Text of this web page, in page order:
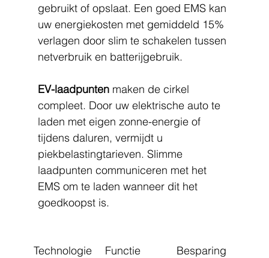
gebruikt of opslaat. Een goed EMS kan
uw energiekosten met gemiddeld 15%
verlagen door slim te schakelen tussen
netverbruik en batterijgebruik.
EV-laadpunten maken de cirkel
compleet. Door uw elektrische auto te
laden met eigen zonne-energie of
tijdens daluren, vermijdt u
piekbelastingtarieven. Slimme
laadpunten communiceren met het
EMS om te laden wanneer dit het
goedkoopst is.
Technologie Functie Besparing